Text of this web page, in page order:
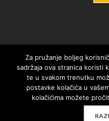
© 2021. MotorMania | Sva prava
Za pružanje boljeg
sadržaja ova stranica koristi
te u svakom trenutku
postavke kolačića u
kolačićima možete